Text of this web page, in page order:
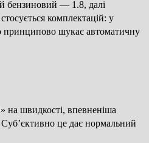
бензиновий — 1.8, далі
комплектацій: у
принципово шукає автоматичну
на швидкості, впевненіша
це дає нормальний